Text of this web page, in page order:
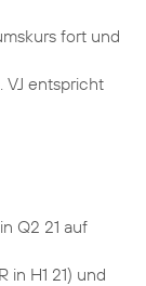
fort und
VJ entspricht
Q2 21 auf
in H1 21) und